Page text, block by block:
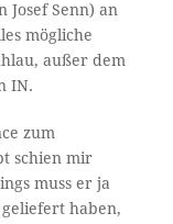
Senn) an
mögliche
außer dem
IN.
zum
schien mir
muss er ja
haben,